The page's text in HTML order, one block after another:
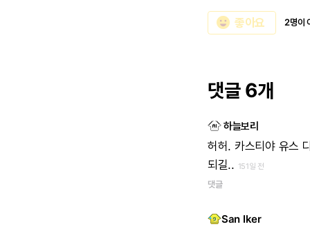
emoji_emotions 좋아요 2명이
댓글 6개
하늘보리
허허. 카스티야 유스
되길.. 151일 전
댓글
San Iker